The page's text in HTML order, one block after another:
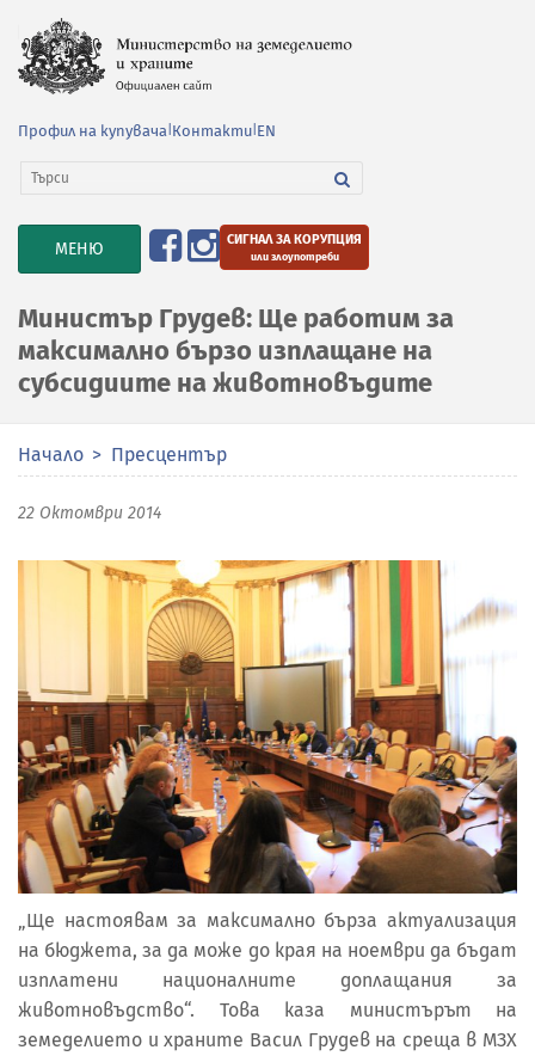
Профил на купувача Контакти EN
TOGGLE
NAVIGATION
МЕНЮ СИГНАЛ ЗА КОРУПЦИЯ
или злоупотреби
Министър Грудев: Ще работим за
максимално бързо изплащане на
субсидиите на животновъдите
Начало Пресцентър
22 Октомври 2014
„Ще настоявам за максимално бърза актуализация
на бюджета, за да може до края на ноември да бъдат
изплатени националните доплащания за
животновъдство“. Това каза министърът на
земеделието и храните Васил Грудев на среща в МЗХ